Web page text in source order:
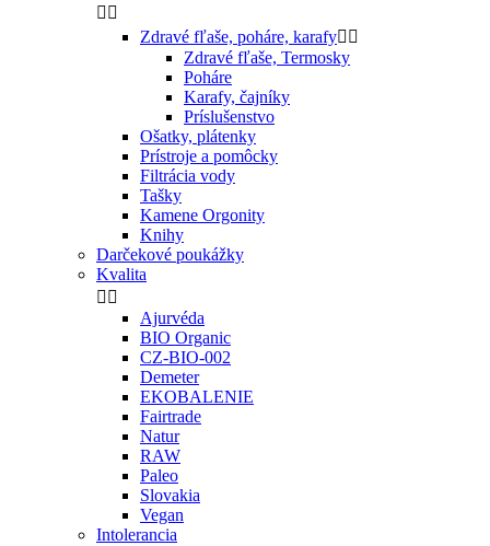
 
Zdravé fľaše, poháre, karafy 
Zdravé fľaše, Termosky
Poháre
Karafy, čajníky
Príslušenstvo
Ošatky, plátenky
Prístroje a pomôcky
Filtrácia vody
Tašky
Kamene Orgonity
Knihy
Darčekové poukážky
Kvalita
 
Ajurvéda
BIO Organic
CZ-BIO-002
Demeter
EKOBALENIE
Fairtrade
Natur
RAW
Paleo
Slovakia
Vegan
Intolerancia